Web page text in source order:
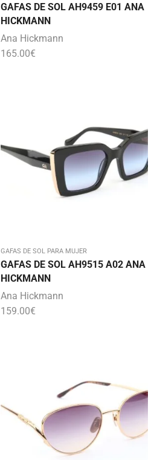
GAFAS DE SOL AH9459 E01 ANA
HICKMANN
Ana Hickmann
165.00€
GAFAS DE SOL PARA MUJER
GAFAS DE SOL AH9515 A02 ANA
HICKMANN
Ana Hickmann
159.00€